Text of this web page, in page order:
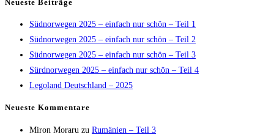
close
the
search
panel.
Neueste Beiträge
Südnorwegen 2025 – einfach nur schön – Teil 1
Südnorwegen 2025 – einfach nur schön – Teil 2
Südnorwegen 2025 – einfach nur schön – Teil 3
Sürdnorwegen 2025 – einfach nur schön – Teil 4
Legoland Deutschland – 2025
Neueste Kommentare
Miron Moraru zu Rumänien – Teil 3